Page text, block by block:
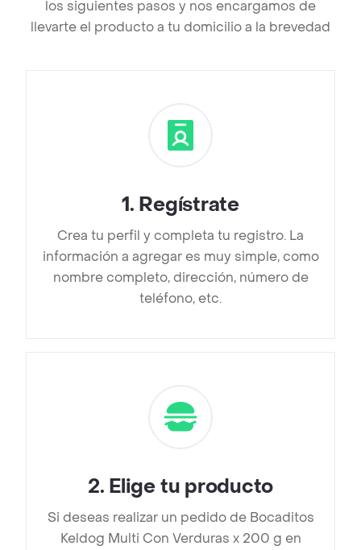
los siguientes pasos y nos encargamos de
llevarte el producto a tu domicilio a la brevedad
1. Regístrate
Crea tu perfil y completa tu registro. La
información a agregar es muy simple, como
nombre completo, dirección, número de
teléfono, etc.
2. Elige tu producto
Si deseas realizar un pedido de Bocaditos
Keldog Multi Con Verduras x 200 g en